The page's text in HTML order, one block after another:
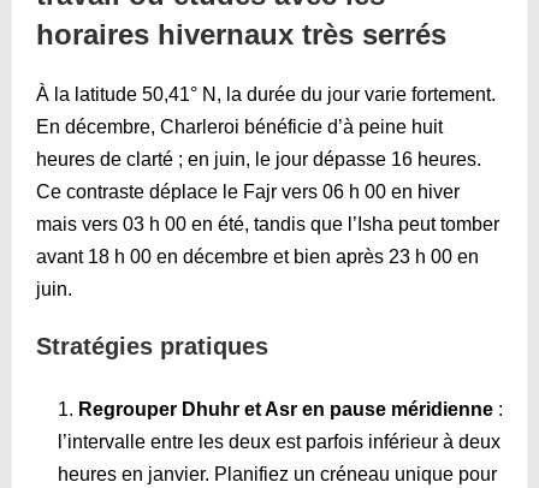
horaires hivernaux très serrés
À la latitude 50,41° N, la durée du jour varie fortement.
En décembre, Charleroi bénéficie d’à peine huit
heures de clarté ; en juin, le jour dépasse 16 heures.
Ce contraste déplace le Fajr vers 06 h 00 en hiver
mais vers 03 h 00 en été, tandis que l’Isha peut tomber
avant 18 h 00 en décembre et bien après 23 h 00 en
juin.
Stratégies pratiques
Regrouper Dhuhr et Asr en pause méridienne :
l’intervalle entre les deux est parfois inférieur à deux
heures en janvier. Planifiez un créneau unique pour